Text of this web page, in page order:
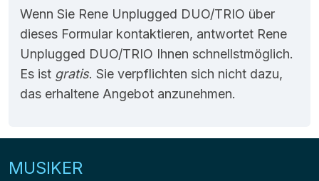
Wenn Sie Rene Unplugged DUO/TRIO über
dieses Formular kontaktieren, antwortet Rene
Unplugged DUO/TRIO Ihnen schnellstmöglich.
Es ist gratis. Sie verpflichten sich nicht dazu,
das erhaltene Angebot anzunehmen.
MUSIKER